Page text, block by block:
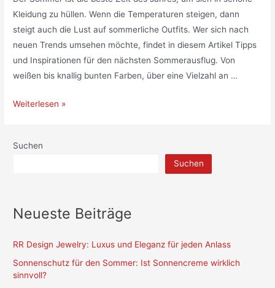
Kleidung zu hüllen. Wenn die Temperaturen steigen, dann
steigt auch die Lust auf sommerliche Outfits. Wer sich nach
neuen Trends umsehen möchte, findet in diesem Artikel Tipps
und Inspirationen für den nächsten Sommerausflug. Von
weißen bis knallig bunten Farben, über eine Vielzahl an …
Sommer-
neueste
Weiterlesen »
Suchen
Suchen
Neueste Beiträge
RR Design Jewelry: Luxus und Eleganz für jeden Anlass
Sonnenschutz für den Sommer: Ist Sonnencreme wirklich
sinnvoll?